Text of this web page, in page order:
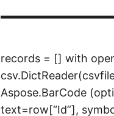
records = [] with
Aspose.BarCode
text=row[“Id”],